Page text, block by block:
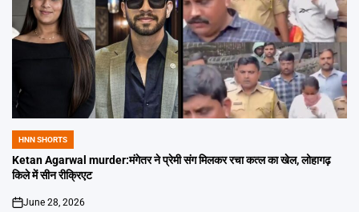
POSTED
IN
HNN SHORTS
Ketan Agarwal murder:मंगेतर ने प्रेमी संग मिलकर रचा कत्ल का खेल, लोहागढ़
किले में सीन रीक्रिएट
on
June 28, 2026